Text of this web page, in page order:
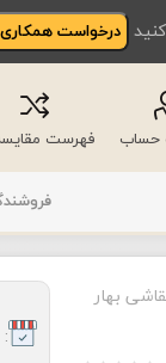
درخواست
حساب فهرست
بهار